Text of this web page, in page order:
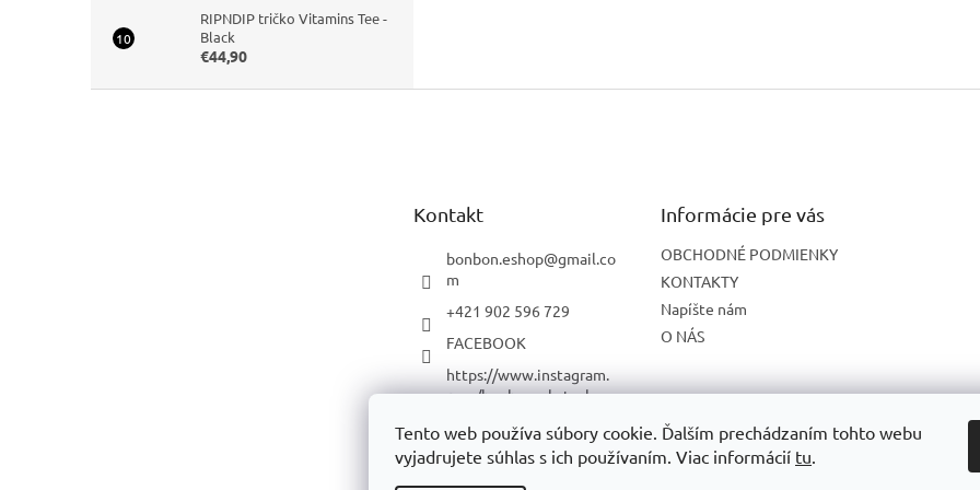
Tento web používa súbory cookie. Ďalším prechádzaním tohto webu
vyjadrujete súhlas s ich používaním. Viac informácií tu.
RIPNDIP tričko Vitamins Tee -
Black
€44,90
Kontakt
bonbon.eshop@gmail.co
m
+421 902 596 729
FACEBOOK
https://www.instagram.
com/bonbon_skatesho
YOUTUBE
Informácie pre vás
OBCHODNÉ PODMIENKY
KONTAKTY
Napíšte nám
O NÁS